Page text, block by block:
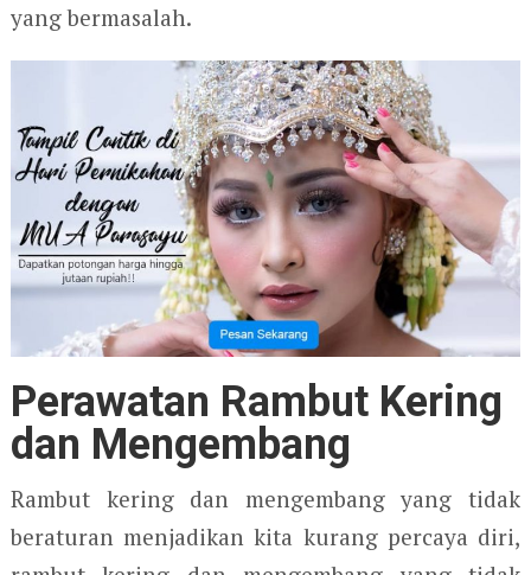
yang bermasalah.
Perawatan Rambut Kering
dan Mengembang
Rambut kering dan mengembang yang tidak
beraturan menjadikan kita kurang percaya diri,